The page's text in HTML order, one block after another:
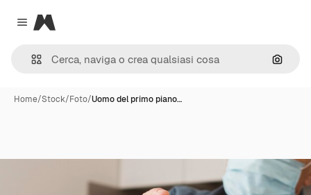
Close menu
Magnific
Cerca
Home/Stock/Foto/Uomo del primo piano…